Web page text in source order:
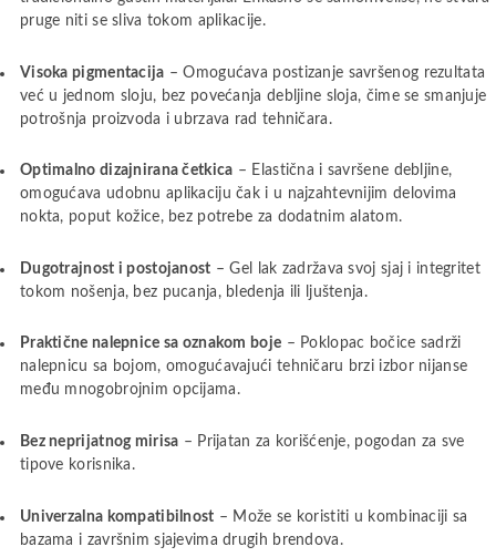
pruge niti se sliva tokom aplikacije.
Visoka pigmentacija – Omogućava postizanje savršenog rezultata
već u jednom sloju, bez povećanja debljine sloja, čime se smanjuje
potrošnja proizvoda i ubrzava rad tehničara.
Optimalno dizajnirana četkica – Elastična i savršene debljine,
omogućava udobnu aplikaciju čak i u najzahtevnijim delovima
nokta, poput kožice, bez potrebe za dodatnim alatom.
Dugotrajnost i postojanost – Gel lak zadržava svoj sjaj i integritet
tokom nošenja, bez pucanja, bledenja ili ljuštenja.
Praktične nalepnice sa oznakom boje – Poklopac bočice sadrži
nalepnicu sa bojom, omogućavajući tehničaru brzi izbor nijanse
među mnogobrojnim opcijama.
Bez neprijatnog mirisa – Prijatan za korišćenje, pogodan za sve
tipove korisnika.
Univerzalna kompatibilnost – Može se koristiti u kombinaciji sa
bazama i završnim sjajevima drugih brendova.